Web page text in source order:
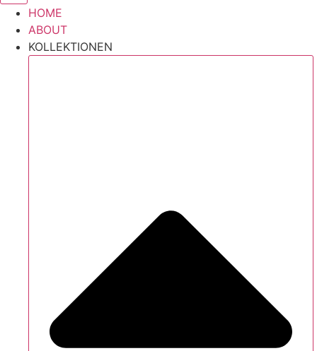
HOME
ABOUT
KOLLEKTIONEN